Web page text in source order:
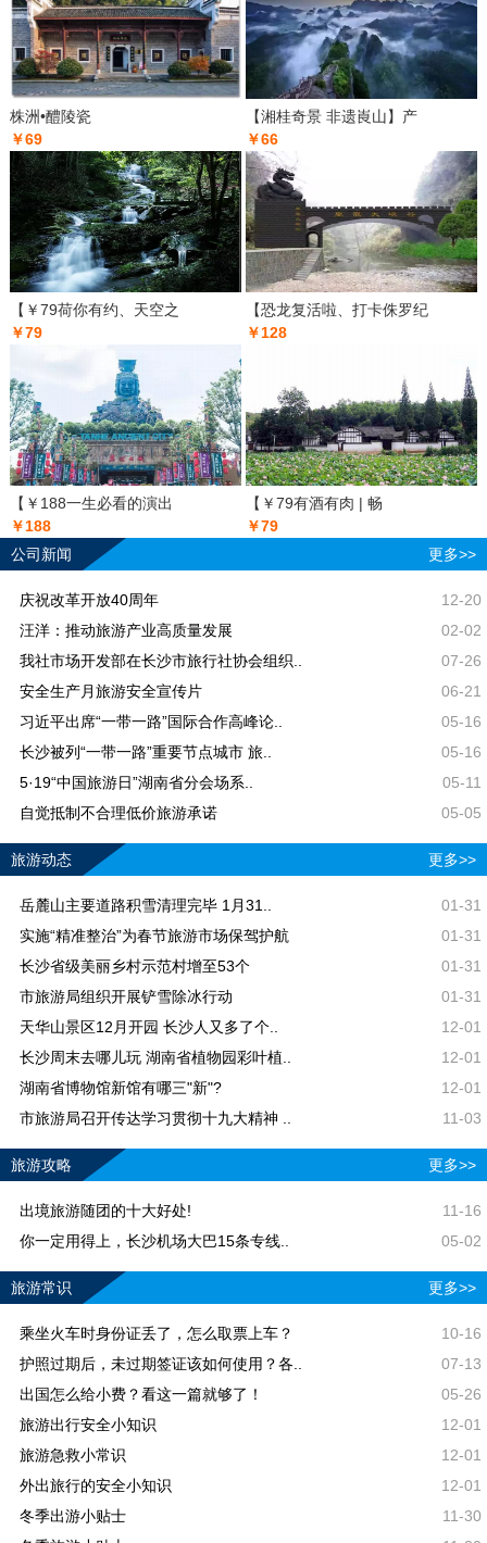
株洲•醴陵瓷
￥69
【湘桂奇景 非遗崀山】产
￥66
【￥79荷你有约、天空之
￥79
【恐龙复活啦、打卡侏罗纪
￥128
【￥188一生必看的演出
￥188
【￥79有酒有肉 | 畅
￥79
公司新闻
更多>>
庆祝改革开放40周年
12-20
汪洋：推动旅游产业高质量发展
02-02
我社市场开发部在长沙市旅行社协会组织..
07-26
安全生产月旅游安全宣传片
06-21
习近平出席“一带一路”国际合作高峰论..
05-16
长沙被列“一带一路”重要节点城市 旅..
05-16
5·19“中国旅游日”湖南省分会场系..
05-11
自觉抵制不合理低价旅游承诺
05-05
旅游动态 更多>>
岳麓山主要道路积雪清理完毕 1月31..
01-31
实施“精准整治”为春节旅游市场保驾护航
01-31
长沙省级美丽乡村示范村增至53个
01-31
市旅游局组织开展铲雪除冰行动
01-31
天华山景区12月开园 长沙人又多了个..
12-01
长沙周末去哪儿玩 湖南省植物园彩叶植..
12-01
湖南省博物馆新馆有哪三"新"?
12-01
市旅游局召开传达学习贯彻十九大精神 ..
11-03
旅游攻略 更多>>
出境旅游随团的十大好处!
11-16
你一定用得上，长沙机场大巴15条专线..
05-02
旅游常识 更多>>
乘坐火车时身份证丢了，怎么取票上车？
10-16
护照过期后，未过期签证该如何使用？各..
07-13
出国怎么给小费？看这一篇就够了！
05-26
旅游出行安全小知识
12-01
旅游急救小常识
12-01
外出旅行的安全小知识
12-01
冬季出游小贴士
11-30